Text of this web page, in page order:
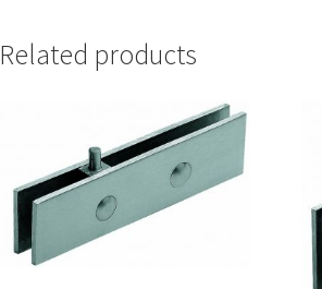
Related products